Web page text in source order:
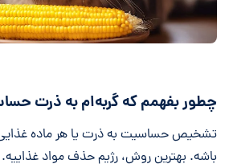
چطور بفهمم که گربه‌ام به ذرت
تشخیص حساسیت به ذرت یا هر ماده غذایی
باشه. بهترین روش، رژیم حذف مواد